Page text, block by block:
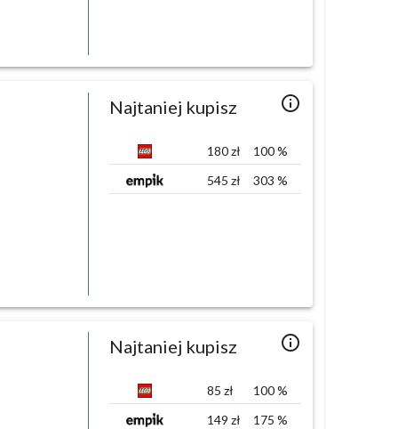
info_outlined
Najtaniej kupisz
180zł 100%
545 zł 303 %
info_outlined
Najtaniej kupisz
85 zł 100%
149 zł 175 %